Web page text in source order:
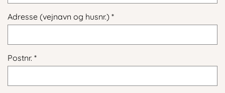
Adresse (vejnavn og husnr.)
Postnr.